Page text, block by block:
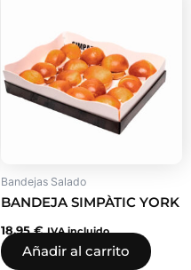
Bandejas Salado
BANDEJA SIMPÀTIC YORK
18,95€ IVA incluido
Añadir al carrito